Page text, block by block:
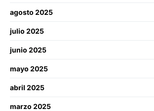
agosto 2025
julio 2025
junio 2025
mayo 2025
abril 2025
marzo 2025